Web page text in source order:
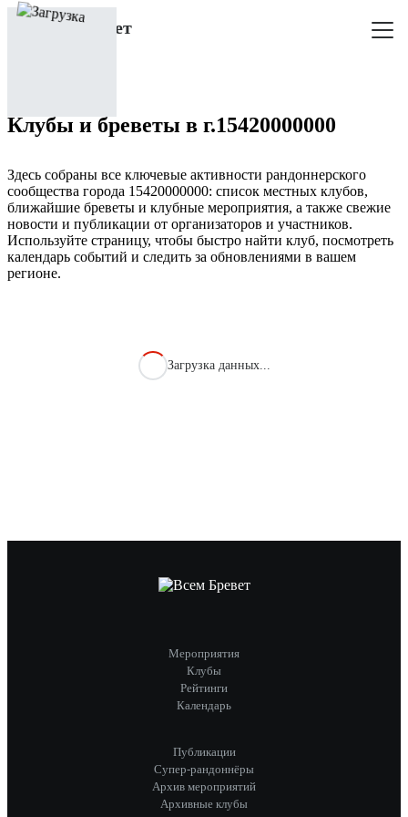
Клубы и бреветы в г.15420000000
Здесь собраны все ключевые активности рандоннерского
сообщества города 15420000000: список местных клубов,
ближайшие бреветы и клубные мероприятия, а также свежие
новости и публикации от организаторов и участников.
Используйте страницу, чтобы быстро найти клуб, посмотреть
календарь событий и следить за обновлениями в вашем
регионе.
Загрузка данных...
Мероприятия
Клубы
Рейтинги
Календарь
Публикации
Супер-рандоннёры
Архив мероприятий
Архивные клубы